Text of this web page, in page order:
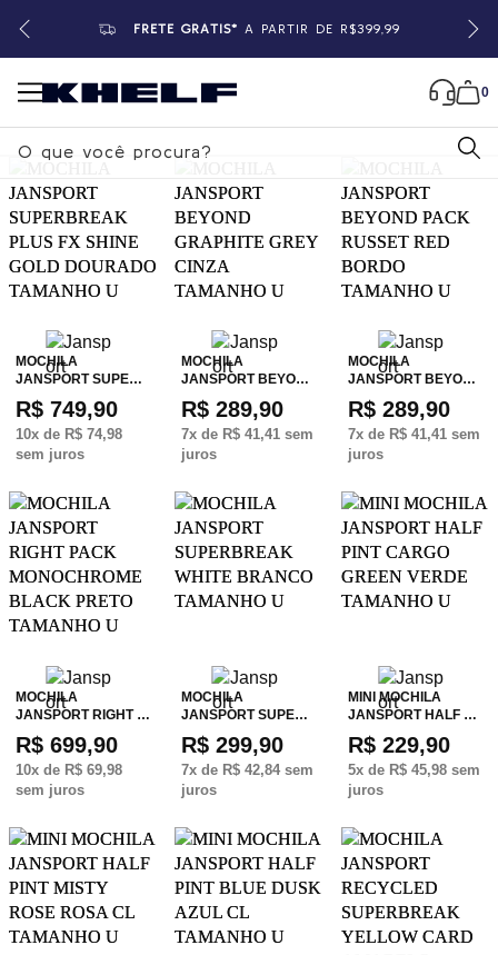
FRETE GRÁTIS* A PARTIR DE R$399,99
0
B
MOCHILA
JANSPORT SUPE…
R$ 749,90
10x de R$ 74,98
sem juros
MOCHILA
JANSPORT BEYO…
R$ 289,90
7x de R$ 41,41 sem
juros
MOCHILA
JANSPORT BEYO…
R$ 289,90
7x de R$ 41,41sem
juros
MOCHILA
JANSPORT RIGHT …
R$ 699,90
10x de R$ 69,98
sem juros
MOCHILA
JANSPORT SUPE…
R$ 299,90
7x de R$ 42,84 sem
juros
MINI MOCHILA
JANSPORT HALF …
R$ 229,90
5x de R$ 45,98sem
juros